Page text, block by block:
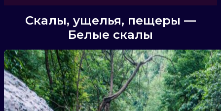
Скалы, ущелья, пещеры —
Белые скалы